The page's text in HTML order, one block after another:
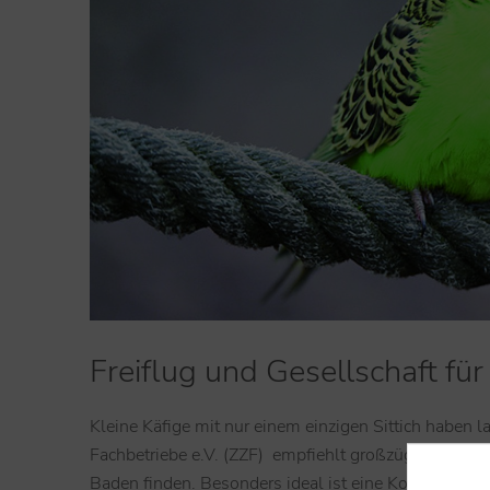
Freiflug und Gesellschaft
Kleine Käfige mit nur einem einzigen Sittich haben
Fachbetriebe e.V. (ZZF) empfiehlt großzügige
Baden finden. Besonders ideal ist eine